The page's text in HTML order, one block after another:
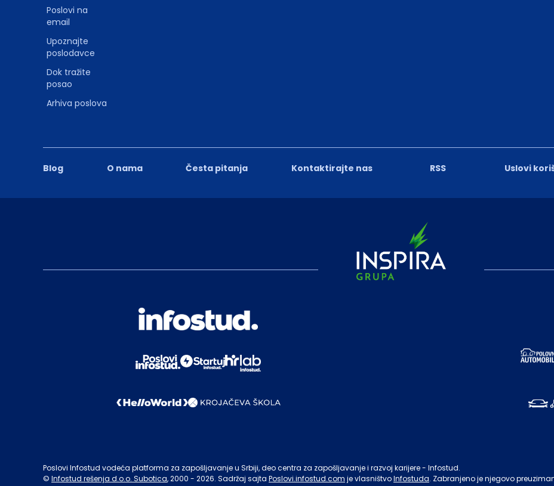
Blog O nama Česta pitanja Kontaktirajte nas RSS Uslovi
Poslovi na
email
Upoznajte
poslodavce
Dok tražite
posao
Arhiva poslova
Poslovi Infostud vodeća platforma za zapošljavanje u Srbiji, deo centra za zapošljavanje i razvoj karijere - Infostud.
© Infostud rešenja d.o.o. Subotica, 2000 - 2026. Sadržaj sajta Poslovi.infostud.com je vlasništvoInfostuda. Zabranjeno je njegovo